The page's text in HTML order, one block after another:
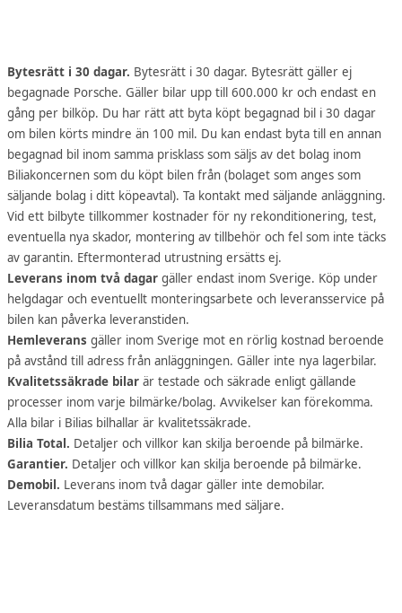
Bytesrätt i 30 dagar. Bytesrätt i 30 dagar. Bytesrätt gäller ej
begagnade Porsche. Gäller bilar upp till 600.000 kr och endast en
gång per bilköp. Du har rätt att byta köpt begagnad bil i 30 dagar
om bilen körts mindre än 100 mil. Du kan endast byta till en annan
begagnad bil inom samma prisklass som säljs av det bolag inom
Biliakoncernen som du köpt bilen från (bolaget som anges som
säljande bolag i ditt köpeavtal). Ta kontakt med säljande anläggning.
Vid ett bilbyte tillkommer kostnader för ny rekonditionering, test,
eventuella nya skador, montering av tillbehör och fel som inte täcks
av garantin. Eftermonterad utrustning ersätts ej.
Leverans inom två dagar gäller endast inom Sverige. Köp under
helgdagar och eventuellt monteringsarbete och leveransservice på
bilen kan påverka leveranstiden.
Hemleverans gäller inom Sverige mot en rörlig kostnad beroende
på avstånd till adress från anläggningen. Gäller inte nya lagerbilar.
Kvalitetssäkrade bilar är testade och säkrade enligt gällande
processer inom varje bilmärke/bolag. Avvikelser kan förekomma.
Alla bilar i Bilias bilhallar är kvalitetssäkrade.
Bilia Total. Detaljer och villkor kan skilja beroende på bilmärke.
Garantier. Detaljer och villkor kan skilja beroende på bilmärke.
Demobil. Leverans inom två dagar gäller inte demobilar.
Leveransdatum bestäms tillsammans med säljare.